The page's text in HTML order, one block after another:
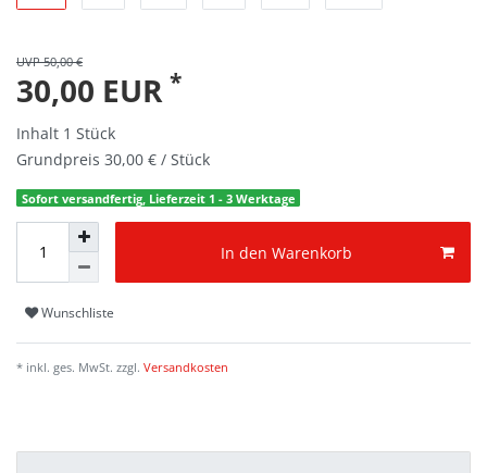
UVP 50,00 €
30,00 EUR *
Inhalt 1 Stück
Grundpreis 30,00 € / Stück
Sofort versandfertig, Lieferzeit 1 - 3 Werktage
In den Warenkorb
Wunschliste
* inkl. ges. MwSt. zzgl. Versandkosten